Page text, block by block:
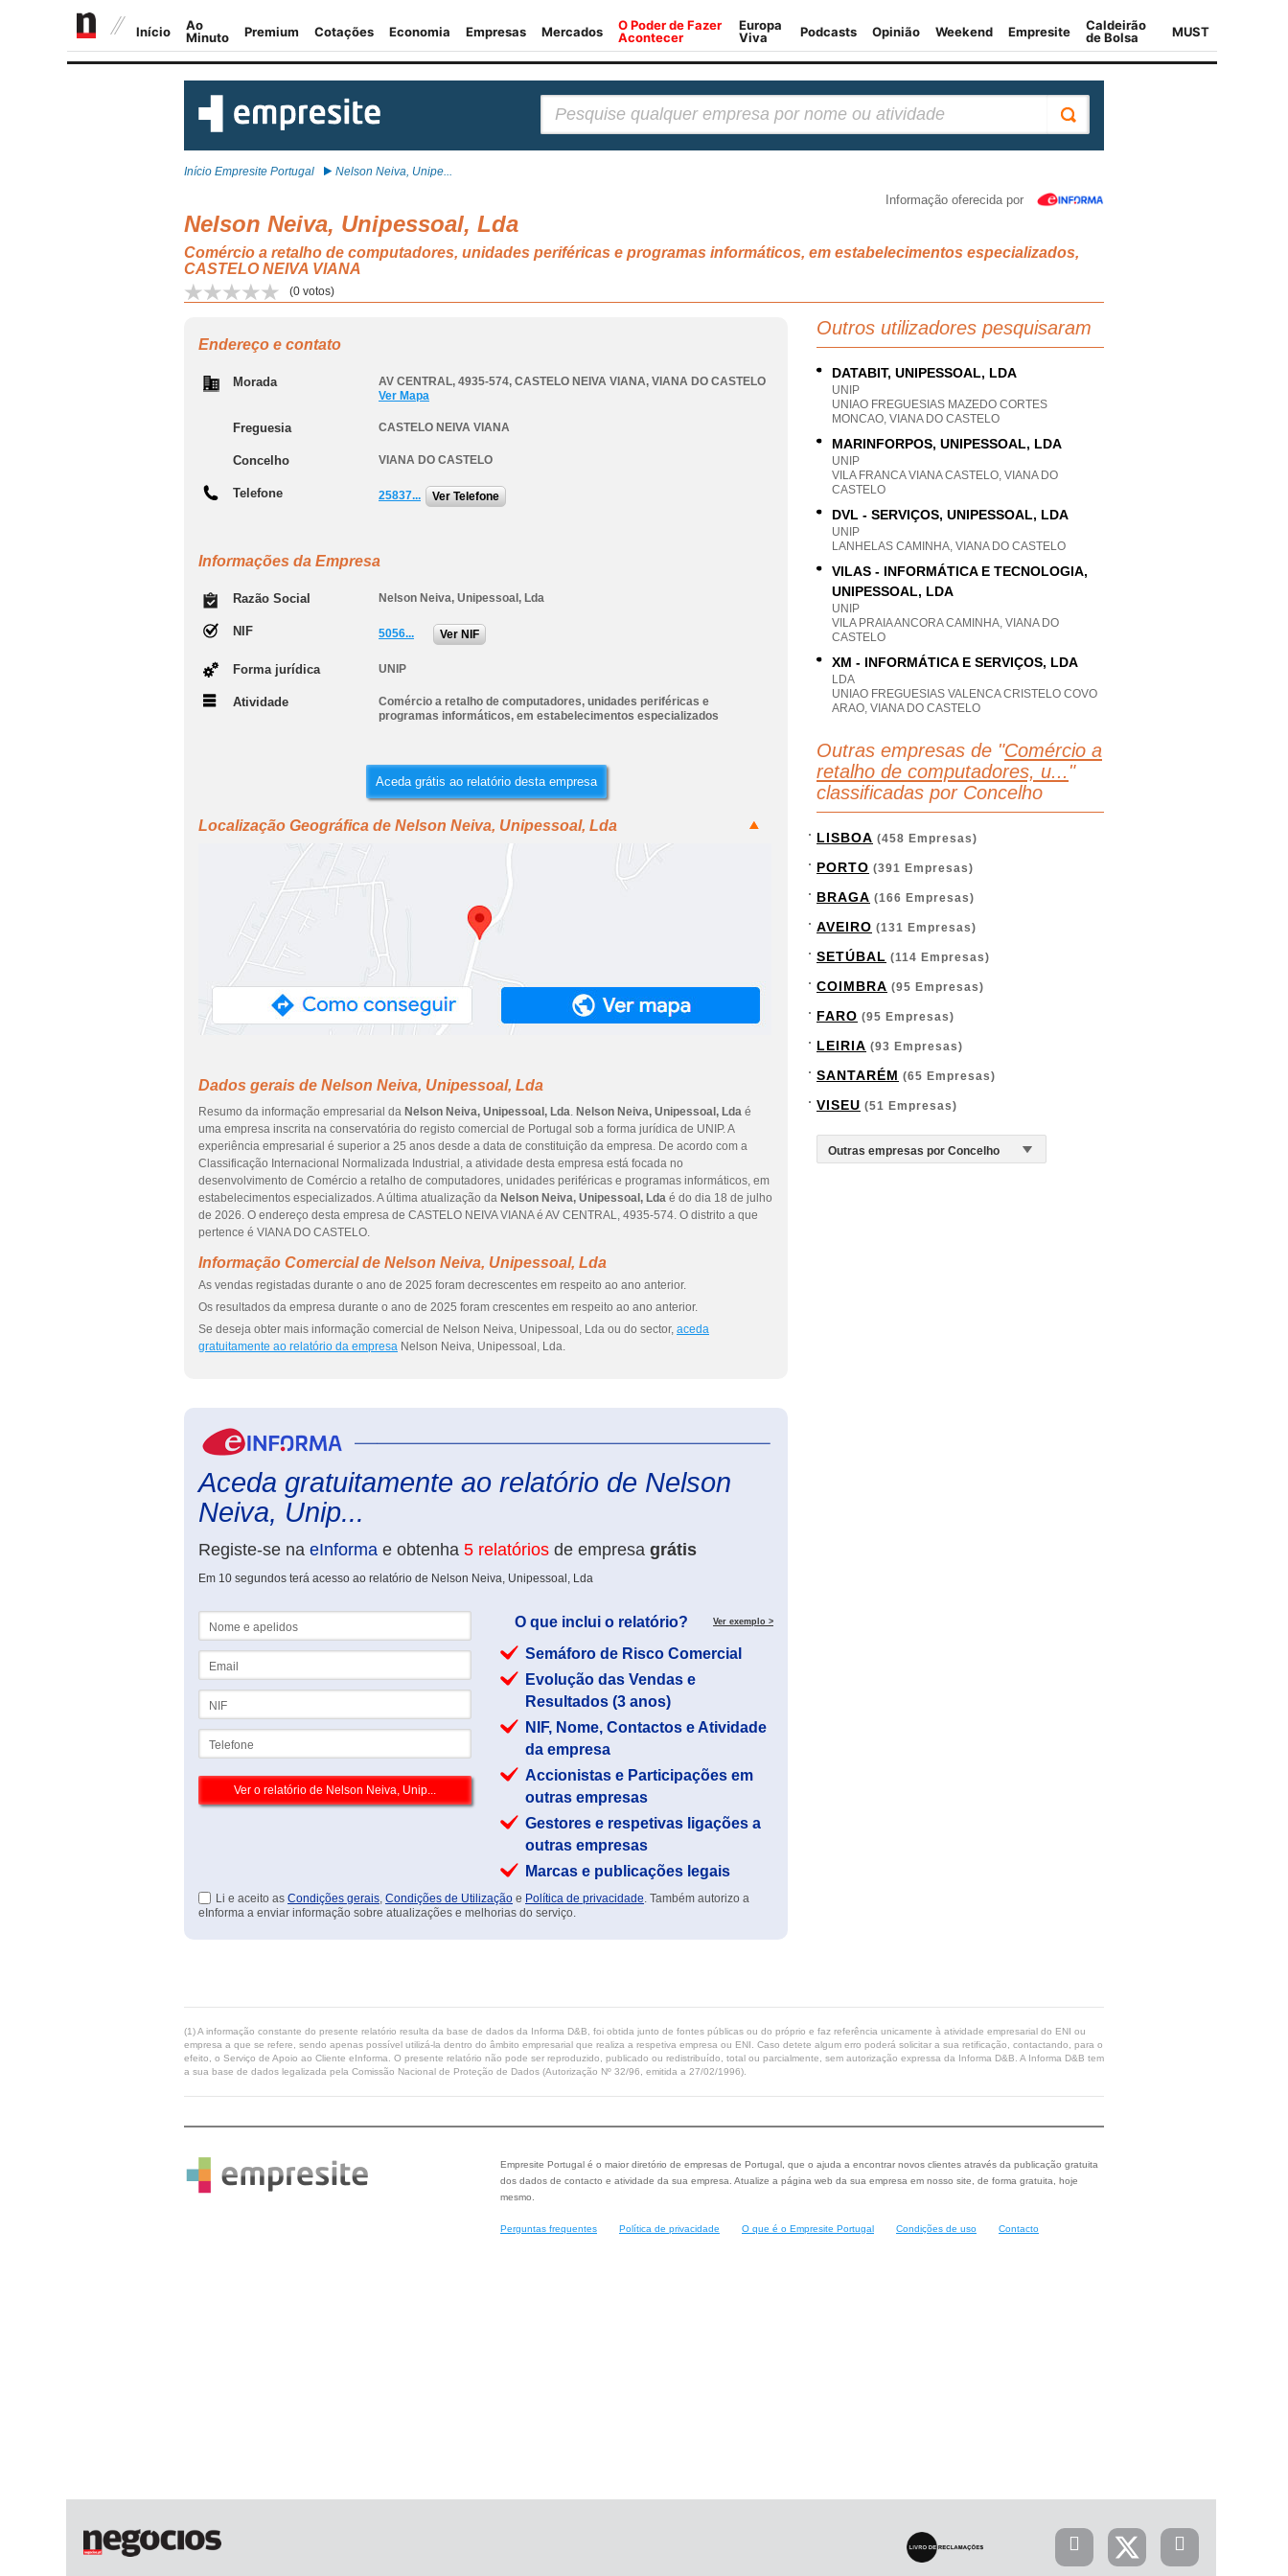
Início Empresite Portugal Nelson Neiva, Unipe...
Informação oferecida por
Nelson Neiva, Unipessoal, Lda
Comércio a retalho de computadores, unidades periféricas e programas informáticos, em estabelecimentos especializados,
CASTELO NEIVA VIANA
(0 votos)
Endereço e contato
Morada AV CENTRAL, 4935-574, CASTELO NEIVA VIANA, VIANA DO CASTELO
Ver Mapa
Freguesia CASTELO NEIVA VIANA
Concelho VIANA DO CASTELO
Telefone 25837... Ver Telefone
Informações da Empresa
Razão Social Nelson Neiva, Unipessoal, Lda
NIF 5056... Ver NIF
Forma jurídica UNIP
Atividade
Comércio a retalho de computadores, unidades periféricas e
programas informáticos, em estabelecimentos especializados
Aceda grátis ao relatório desta empresa
Localização Geográfica de Nelson Neiva, Unipessoal, Lda
Dados gerais de Nelson Neiva, Unipessoal, Lda
Resumo da informação empresarial da Nelson Neiva, Unipessoal, Lda. Nelson Neiva, Unipessoal, Lda é
uma empresa inscrita na conservatória do registo comercial de Portugal sob a forma jurídica de UNIP. A
experiência empresarial é superior a 25 anos desde a data de constituição da empresa. De acordo com a
Classificação Internacional Normalizada Industrial, a atividade desta empresa está focada no
desenvolvimento de Comércio a retalho de computadores, unidades periféricas e programas informáticos, em
estabelecimentos especializados. A última atualização da Nelson Neiva, Unipessoal, Lda é do dia 18 de julho
de 2026. O endereço desta empresa de CASTELO NEIVA VIANA é AV CENTRAL, 4935-574. O distrito a que
pertence é VIANA DO CASTELO.
Informação Comercial de Nelson Neiva, Unipessoal, Lda
As vendas registadas durante o ano de 2025 foram decrescentes em respeito ao ano anterior.
Os resultados da empresa durante o ano de 2025 foram crescentes em respeito ao ano anterior.
Se deseja obter mais informação comercial de Nelson Neiva, Unipessoal, Lda ou do sector, aceda
gratuitamente ao relatório da empresa Nelson Neiva, Unipessoal, Lda.
Aceda gratuitamente ao relatório de Nelson
Neiva, Unip...
Registe-se na eInforma e obtenha 5 relatórios de empresa grátis
Em 10 segundos terá acesso ao relatório de Nelson Neiva, Unipessoal, Lda
O que inclui o relatório? Ver exemplo >
Semáforo de Risco Comercial
Evolução das Vendas e
Resultados (3 anos)
NIF, Nome, Contactos e Atividade
da empresa
Accionistas e Participações em
outras empresas
Gestores e respetivas ligações a
outras empresas
Marcas e publicações legais
Li e aceito as Condições gerais, Condições de Utilização e Política de privacidade. Também autorizo a
eInforma a enviar informação sobre atualizações e melhorias do serviço.
Outros utilizadores pesquisaram
DATABIT, UNIPESSOAL, LDA
UNIP
UNIAO FREGUESIAS MAZEDO CORTES
MONCAO, VIANA DO CASTELO
MARINFORPOS, UNIPESSOAL, LDA
UNIP
VILA FRANCA VIANA CASTELO, VIANA DO
CASTELO
DVL - SERVIÇOS, UNIPESSOAL, LDA
UNIP
LANHELAS CAMINHA, VIANA DO CASTELO
VILAS - INFORMÁTICA E TECNOLOGIA,
UNIPESSOAL, LDA
UNIP
VILA PRAIA ANCORA CAMINHA, VIANA DO
CASTELO
XM - INFORMÁTICA E SERVIÇOS, LDA
LDA
UNIAO FREGUESIAS VALENCA CRISTELO COVO
ARAO, VIANA DO CASTELO
Outras empresas de "Comércio a
retalho de computadores, u... "
classificadas por Concelho
LISBOA (458 Empresas)
PORTO (391 Empresas)
BRAGA (166 Empresas)
AVEIRO (131 Empresas)
SETÚBAL (114 Empresas)
COIMBRA (95 Empresas)
FARO (95 Empresas)
LEIRIA (93 Empresas)
SANTARÉM (65 Empresas)
VISEU (51 Empresas)
(1) A informação constante do presente relatório resulta da base de dados da Informa D&B, foi obtida junto de fontes públicas ou do próprio e faz referência unicamente à atividade empresarial do ENI ou
empresa a que se refere, sendo apenas possível utilizá-la dentro do âmbito empresarial que realiza a respetiva empresa ou ENI. Caso detete algum erro poderá solicitar a sua retificação, contactando, para o
efeito, o Serviço de Apoio ao Cliente eInforma. O presente relatório não pode ser reproduzido, publicado ou redistribuído, total ou parcialmente, sem autorização expressa da Informa D&B. A Informa D&B tem
a sua base de dados legalizada pela Comissão Nacional de Proteção de Dados (Autorização Nº 32/96, emitida a 27/02/1996).
Empresite Portugal é o maior diretório de empresas de Portugal, que o ajuda a encontrar novos clientes através da publicação gratuita
dos dados de contacto e atividade da sua empresa. Atualize a página web da sua empresa em nosso site, de forma gratuita, hoje
mesmo.
Perguntas frequentes Política de privacidade O que é o Empresite Portugal Condições de uso Contacto